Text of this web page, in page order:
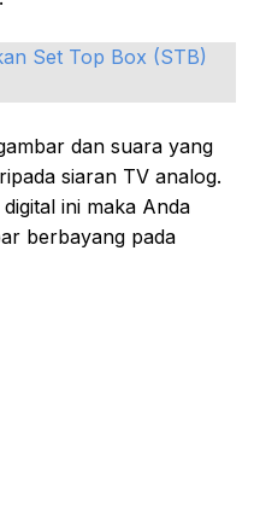
Set Top Box (STB)
dan suara yang
siaran TV analog.
ini maka Anda
berbayang pada